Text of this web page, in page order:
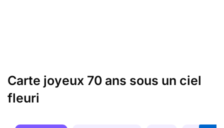
Carte joyeux 70 ans sous un ciel
fleuri